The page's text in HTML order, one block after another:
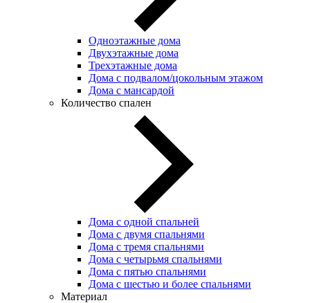
Одноэтажные дома
Двухэтажные дома
Трехэтажные дома
Дома с подвалом/цокольным этажом
Дома с мансардой
Количество спален
Дома с одной спальней
Дома с двумя спальнями
Дома с тремя спальнями
Дома с четырьмя спальнями
Дома с пятью спальнями
Дома с шестью и более спальнями
Материал